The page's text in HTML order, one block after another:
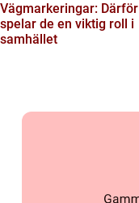
Vägmarkeringar: Därför
spelar de en viktig roll i
samhället